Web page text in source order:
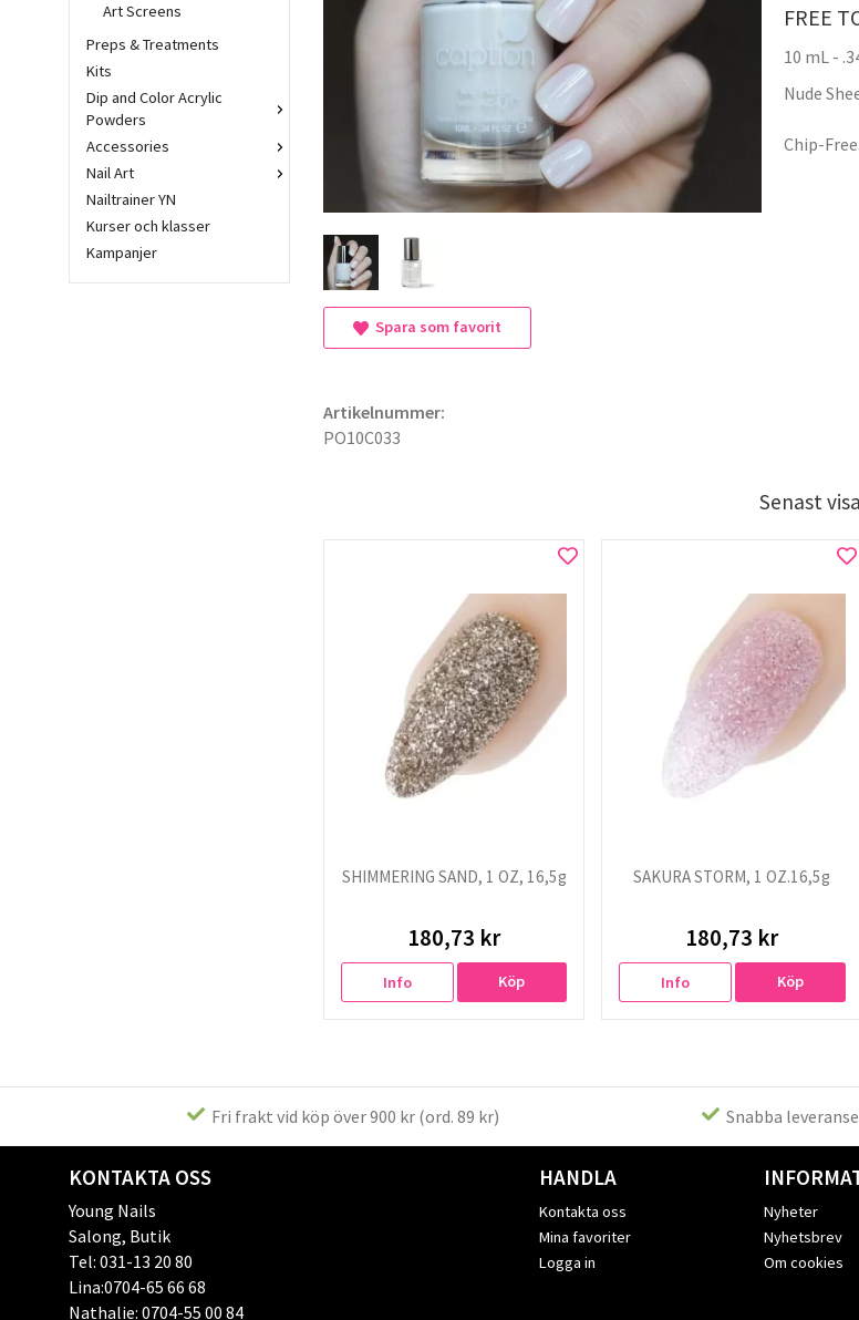
Art Screens
Preps & Treatments
Kits
Dip and Color Acrylic
Powders
Accessories
Nail Art
Nailtrainer YN
Kurser och klasser
Kampanjer
FREE
10 mL -
Nude
Chip-
Spara som favorit
Artikelnummer:
PO10C033
Senast
SHIMMERING SAND, 1 OZ, 16,5g
180,73 kr
Info Köp
SAKURA STORM, 1 OZ.16,5g
180,73 kr
Info Köp
Fri frakt vid köp över 900 kr (ord. 89 kr) Snabba
KONTAKTA OSS
Young Nails
Salong, Butik
Tel: 031-13 20 80
Lina:0704-65 66 68
Nathalie: 0704-55 00 84
HANDLA
Kontakta oss
Mina favoriter
Logga in
Nyheter
Nyhetsbrev
Om cookies